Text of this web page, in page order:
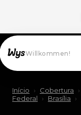
Willkommen!
Início › Cobertura ›
Federal
› Brasília ›